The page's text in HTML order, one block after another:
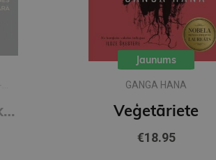
Trimdā ar cālīti kabatā
Jaunums
GANGA HANA
Veģetāriete
€18.95